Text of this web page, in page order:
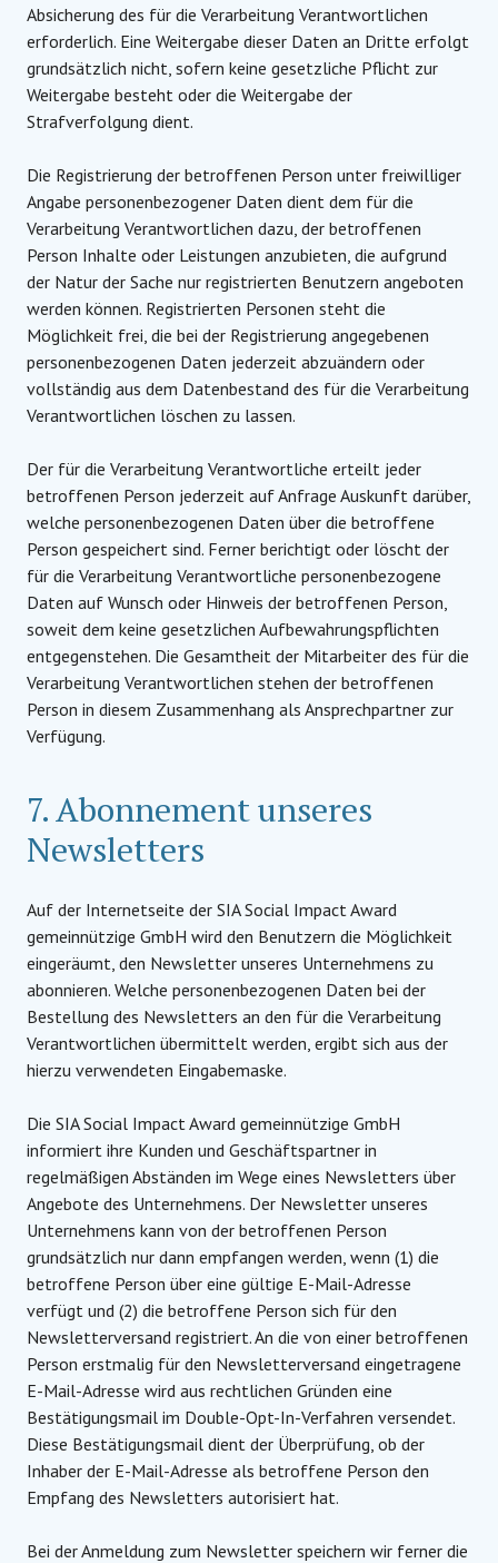
Absicherung des für die Verarbeitung Verantwortlichen
erforderlich. Eine Weitergabe dieser Daten an Dritte erfolgt
grundsätzlich nicht, sofern keine gesetzliche Pflicht zur
Weitergabe besteht oder die Weitergabe der
Strafverfolgung dient.
Die Registrierung der betroffenen Person unter freiwilliger
Angabe personenbezogener Daten dient dem für die
Verarbeitung Verantwortlichen dazu, der betroffenen
Person Inhalte oder Leistungen anzubieten, die aufgrund
der Natur der Sache nur registrierten Benutzern angeboten
werden können. Registrierten Personen steht die
Möglichkeit frei, die bei der Registrierung angegebenen
personenbezogenen Daten jederzeit abzuändern oder
vollständig aus dem Datenbestand des für die Verarbeitung
Verantwortlichen löschen zu lassen.
Der für die Verarbeitung Verantwortliche erteilt jeder
betroffenen Person jederzeit auf Anfrage Auskunft darüber,
welche personenbezogenen Daten über die betroffene
Person gespeichert sind. Ferner berichtigt oder löscht der
für die Verarbeitung Verantwortliche personenbezogene
Daten auf Wunsch oder Hinweis der betroffenen Person,
soweit dem keine gesetzlichen Aufbewahrungspflichten
entgegenstehen. Die Gesamtheit der Mitarbeiter des für die
Verarbeitung Verantwortlichen stehen der betroffenen
Person in diesem Zusammenhang als Ansprechpartner zur
Verfügung.
7. Abonnement unseres
Newsletters
Auf der Internetseite der SIA Social Impact Award
gemeinnützige GmbH wird den Benutzern die Möglichkeit
eingeräumt, den Newsletter unseres Unternehmens zu
abonnieren. Welche personenbezogenen Daten bei der
Bestellung des Newsletters an den für die Verarbeitung
Verantwortlichen übermittelt werden, ergibt sich aus der
hierzu verwendeten Eingabemaske.
Die SIA Social Impact Award gemeinnützige GmbH
informiert ihre Kunden und Geschäftspartner in
regelmäßigen Abständen im Wege eines Newsletters über
Angebote des Unternehmens. Der Newsletter unseres
Unternehmens kann von der betroffenen Person
grundsätzlich nur dann empfangen werden, wenn (1) die
betroffene Person über eine gültige E-Mail-Adresse
verfügt und (2) die betroffene Person sich für den
Newsletterversand registriert. An die von einer betroffenen
Person erstmalig für den Newsletterversand eingetragene
E-Mail-Adresse wird aus rechtlichen Gründen eine
Bestätigungsmail im Double-Opt-In-Verfahren versendet.
Diese Bestätigungsmail dient der Überprüfung, ob der
Inhaber der E-Mail-Adresse als betroffene Person den
Empfang des Newsletters autorisiert hat.
Bei der Anmeldung zum Newsletter speichern wir ferner die